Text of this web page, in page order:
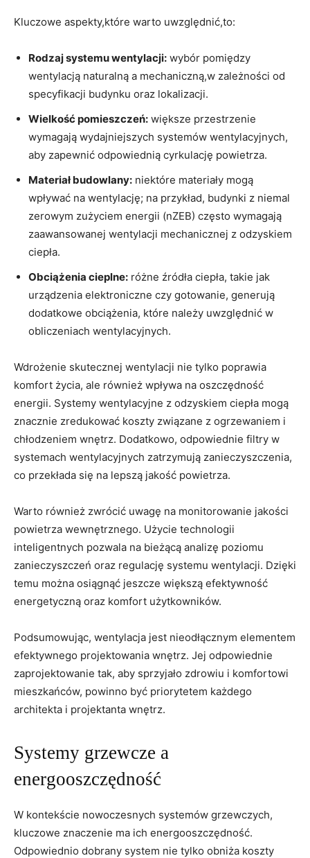
Kluczowe aspekty,które⁢ warto uwzględnić,to:
Rodzaj systemu wentylacji: wybór pomiędzy
wentylacją⁤ naturalną ‌a mechaniczną,w‌ zależności od
specyfikacji budynku oraz ⁣lokalizacji.
Wielkość pomieszczeń: większe przestrzenie
wymagają wydajniejszych systemów wentylacyjnych,
aby zapewnić odpowiednią cyrkulację powietrza.
Materiał ​budowlany: niektóre ​materiały mogą
wpływać‌ na wentylację; na przykład, budynki z‍ niemal ​
zerowym zużyciem energii​ (nZEB) często wymagają
zaawansowanej wentylacji mechanicznej z odzyskiem
ciepła.
Obciążenia cieplne: różne źródła ciepła, takie​ jak
urządzenia elektroniczne czy gotowanie, generują
dodatkowe obciążenia, które należy uwzględnić w
obliczeniach⁣ wentylacyjnych.
Wdrożenie skutecznej wentylacji nie tylko poprawia
komfort życia, ale również wpływa na ⁣oszczędność
energii.⁣ Systemy wentylacyjne z odzyskiem‌ ciepła mogą
znacznie zredukować koszty związane z ogrzewaniem i
chłodzeniem wnętrz. Dodatkowo, odpowiednie filtry w
systemach wentylacyjnych zatrzymują zanieczyszczenia,
co przekłada się na lepszą jakość powietrza.
Warto również zwrócić uwagę na monitorowanie jakości
powietrza wewnętrznego. Użycie ⁤technologii
inteligentnych pozwala na bieżącą analizę ‌poziomu‌
zanieczyszczeń oraz regulację systemu​ wentylacji. Dzięki⁤
temu można osiągnąć jeszcze większą efektywność
energetyczną oraz komfort użytkowników.
Podsumowując, ‍wentylacja jest ‍nieodłącznym elementem
efektywnego projektowania wnętrz. Jej odpowiednie
zaprojektowanie tak, aby sprzyjało ​zdrowiu i ‌komfortowi
mieszkańców, powinno być priorytetem każdego
architekta i projektanta wnętrz.
Systemy grzewcze a⁤
energooszczędność
W kontekście nowoczesnych systemów grzewczych,
kluczowe znaczenie ma ich energooszczędność.
‍Odpowiednio dobrany system nie tylko obniża koszty⁢